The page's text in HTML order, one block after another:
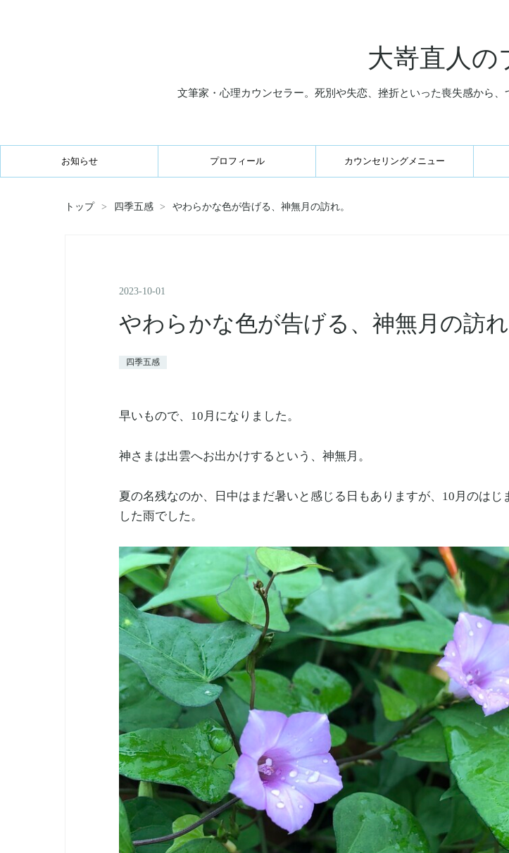
大嵜直人の
文筆家・心理カウンセラー。死別や失恋、挫折といった喪失感から
お知らせ プロフィール カウンセリングメニュー
トップ > 四季五感 > やわらかな色が告げる、神無月の訪れ。
2023-10-01
やわらかな色が告げる、神無月の訪れ
四季五感
早いもので、10月になりました。
神さまは出雲へお出かけするという、神無月。
夏の名残なのか、日中はまだ暑いと感じる日もありますが、10月のはじ
した雨でした。